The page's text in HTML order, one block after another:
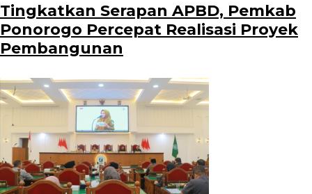
Tingkatkan Serapan APBD, Pemkab
Ponorogo Percepat Realisasi Proyek
Pembangunan